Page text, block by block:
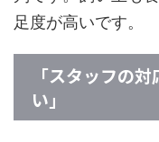
足度が高いです。
「スタッフの
い」